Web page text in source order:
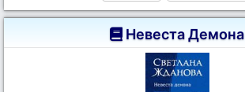
Невеста Демона